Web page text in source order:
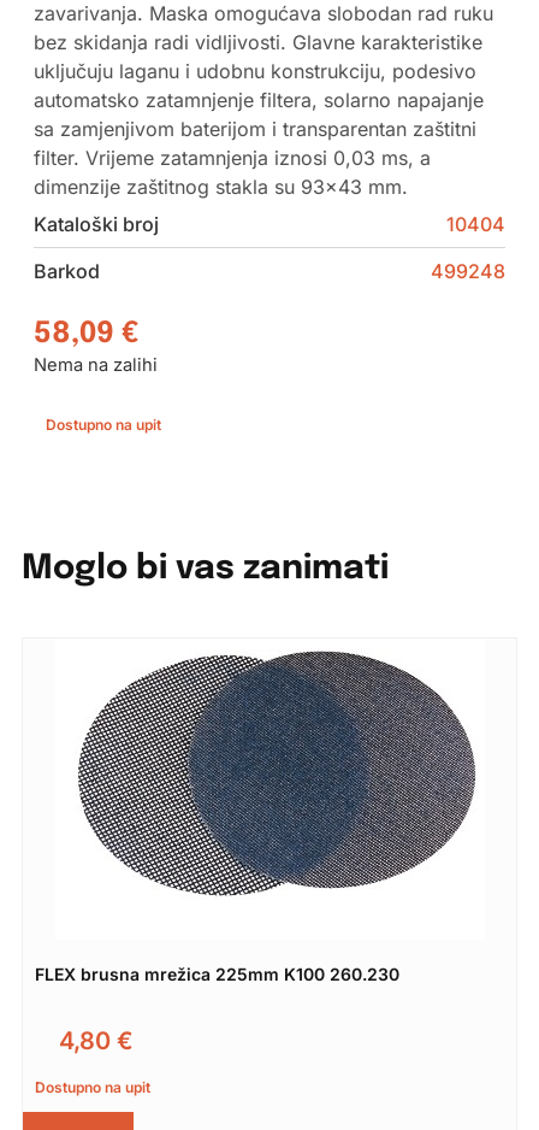
zavarivanja. Maska omogućava slobodan rad ruku
bez skidanja radi vidljivosti. Glavne karakteristike
uključuju laganu i udobnu konstrukciju, podesivo
automatsko zatamnjenje filtera, solarno napajanje
sa zamjenjivom baterijom i transparentan zaštitni
filter. Vrijeme zatamnjenja iznosi 0,03 ms, a
dimenzije zaštitnog stakla su 93×43 mm.
Kataloški broj
10404
Barkod
499248
58,09 €
Nema na zalihi
Dostupno na upit
Moglo bi vas zanimati
FLEX brusna mrežica 225mm K100 260.230
4,80 €
Dostupno na upit